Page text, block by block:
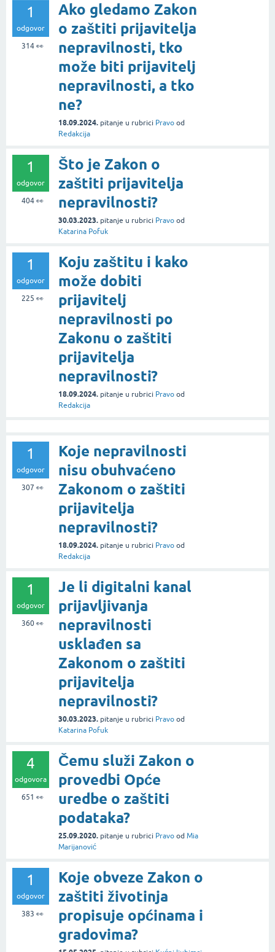
1
odgovor
314👀
Ako gledamo Zakon
o zaštiti prijavitelja
nepravilnosti, tko
može biti prijavitelj
nepravilnosti, a tko
ne?
18.09.2024. pitanje u rubrici Pravo od
Redakcija
1
odgovor
404👀
Što je Zakon o
zaštiti prijavitelja
nepravilnosti?
30.03.2023. pitanje u rubrici Pravo od
Katarina Pofuk
1
odgovor
225 👀
Koju zaštitu i kako
može dobiti
prijavitelj
nepravilnosti po
Zakonu o zaštiti
prijavitelja
nepravilnosti?
18.09.2024. pitanje u rubrici Pravo od
Redakcija
1
odgovor
307 👀
Koje nepravilnosti
nisu obuhvaćeno
Zakonom o zaštiti
prijavitelja
nepravilnosti?
18.09.2024. pitanje u rubrici Pravo od
Redakcija
1
odgovor
360👀
Je li digitalni kanal
prijavljivanja
nepravilnosti
usklađen sa
Zakonom o zaštiti
prijavitelja
nepravilnosti?
30.03.2023. pitanje u rubrici Pravo od
Katarina Pofuk
4
odgovora
651 👀
Čemu služi Zakon o
provedbi Opće
uredbe o zaštiti
podataka?
25.09.2020. pitanje u rubrici Pravo od Mia
Marijanović
1
odgovor
383 👀
Koje obveze Zakon o
zaštiti životinja
propisuje općinama i
gradovima?